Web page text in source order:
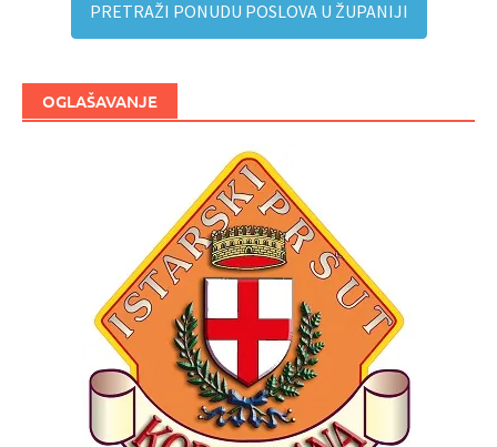
PRETRAŽI PONUDU POSLOVA U ŽUPANIJI
OGLAŠAVANJE